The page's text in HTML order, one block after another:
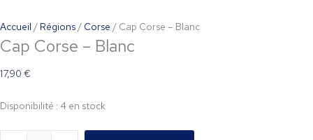
Accueil / Régions/ Corse / Cap Corse – Blanc
Cap Corse – Blanc
17,90 €
Disponibilité : 4 en stock